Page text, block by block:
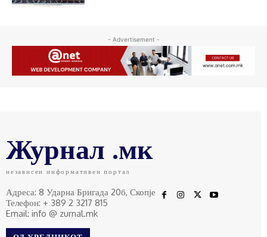
- Advertisement -
Журнал .мк
независен информативен портал
Адреса: 8 Ударна Бригада 20б, Скопје
Телефон: + 389 2 3217 815
Email: info @ zurnal.mk